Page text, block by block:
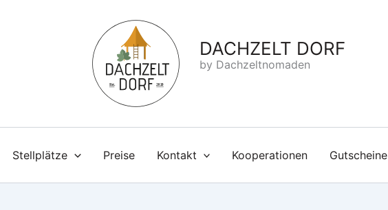
DACHZELT DORF
by Dachzeltnomaden
Stellplätze Preise Kontakt Kooperationen Gutscheine